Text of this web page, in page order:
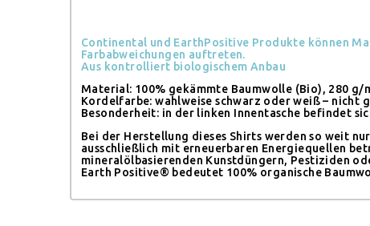
Continental und EarthPositive Produkte können
Farbabweichungen auftreten.
Aus kontrolliert biologischem Anbau
Material: 100% gekämmte Baumwolle (Bio), 280 g/
Kordelfarbe: wahlweise schwarz oder weiß – nicht
Besonderheit: in der linken Innentasche befindet
Bei der Herstellung dieses Shirts werden so weit
ausschließlich mit erneuerbaren Energiequellen
mineralölbasierenden Kunstdüngern, Pestiziden
Earth Positive® bedeutet 100% organische